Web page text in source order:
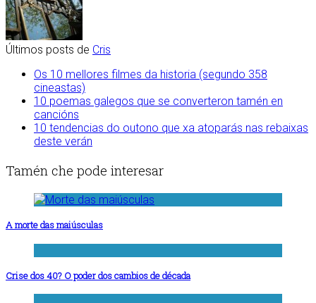
Últimos posts de Cris
Os 10 mellores filmes da historia (segundo 358
cineastas)
10 poemas galegos que se converteron tamén en
cancións
10 tendencias do outono que xa atoparás nas rebaixas
deste verán
Tamén che pode interesar
A morte das maiúsculas
Crise dos 40? O poder dos cambios de década